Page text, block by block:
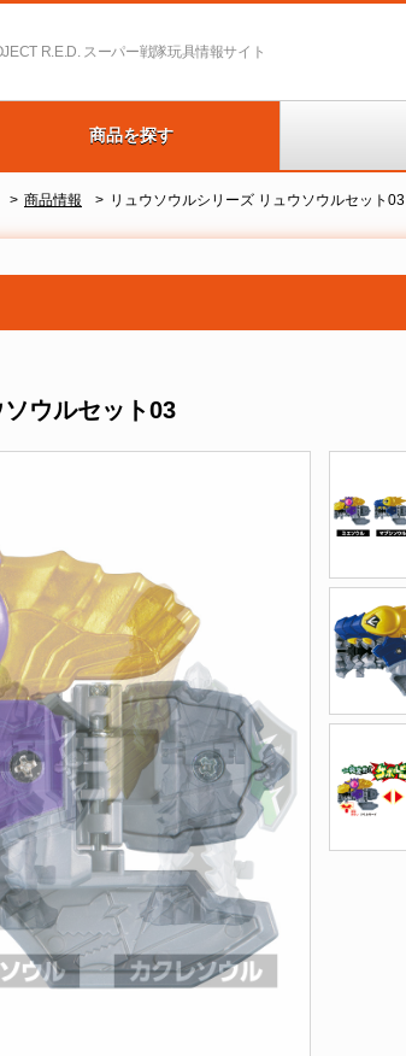
R.E.D. スーパー戦隊玩具情報サイト
商品を探す
商品情報 リュウソウルシリーズ リュウソウルセット03
ウルセット03